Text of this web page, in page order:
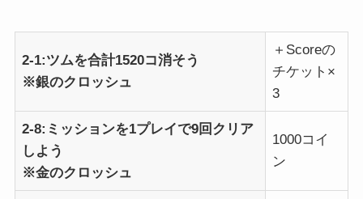
2-1:ツムを合計1520コ消そう
※銀のクロッシュ
＋Scoreの
チケット×
3
2-8:ミッションを1プレイで9回クリア
しよう
※金のクロッシュ
1000コイ
ン